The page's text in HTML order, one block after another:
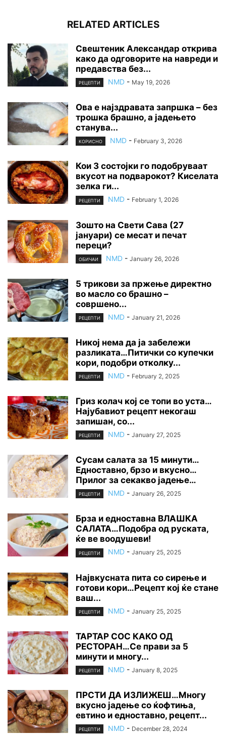
RELATED ARTICLES
Свештеник Александар открива
како да одговорите на навреди и
предавства без...
РЕЦЕПТИ NMD - May 19, 2026
Ова е најздравата запршка – без
трошка брашно, а јадењето
станува...
КОРИСНО NMD - February 3, 2026
Кои 3 состојки го подобруваат
вкусот на подварокот? Киселата
зелка ги...
РЕЦЕПТИ NMD - February 1, 2026
Зошто на Свети Сава (27
јануари) се месат и печат
переци?
ОБИЧАИ NMD - January 26, 2026
5 трикови за пржење директно
во масло со брашно –
совршено...
РЕЦЕПТИ NMD - January 21, 2026
Никој нема да ја забележи
разликата…Питички со купечки
кори, подобри отколку...
РЕЦЕПТИ NMD - February 2, 2025
Гриз колач кој се топи во уста…
Најубавиот рецепт некогаш
запишан, со...
РЕЦЕПТИ NMD - January 27, 2025
Сусам салата за 15 минути…
Едноставно, брзо и вкусно…
Прилог за секакво јадење…
РЕЦЕПТИ NMD - January 26, 2025
Брза и едноставна ВЛАШКА
САЛАТА…Подобра од руската,
ќе ве воодушеви!
РЕЦЕПТИ NMD - January 25, 2025
Највкусната пита со сирење и
готови кори…Рецепт кој ќе стане
ваш...
РЕЦЕПТИ NMD - January 25, 2025
ТАРТАР СОС КАКО ОД
РЕСТОРАН…Се прави за 5
минути и многу...
РЕЦЕПТИ NMD - January 8, 2025
ПРСТИ ДА ИЗЛИЖЕШ…Многу
вкусно јадење со ќофтиња,
евтино и едноставно, рецепт...
РЕЦЕПТИ NMD - December 28, 2024